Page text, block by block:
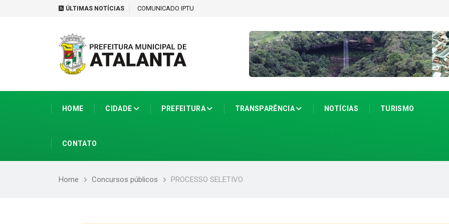
ÚLTIMAS NOTÍCIAS
de 1º de setembro COMUNICADO IPTU
HOME CIDADE PREFEITURA TRANSPARÊNCIA NOTÍCIAS TURISMO
CONTATO
Home Concursos públicos PROCESSO SELETIVO